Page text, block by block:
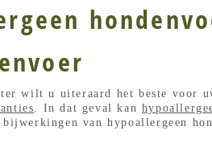
wilt u uiteraard het beste voor
. In dat geval kan
van hypoallergeen